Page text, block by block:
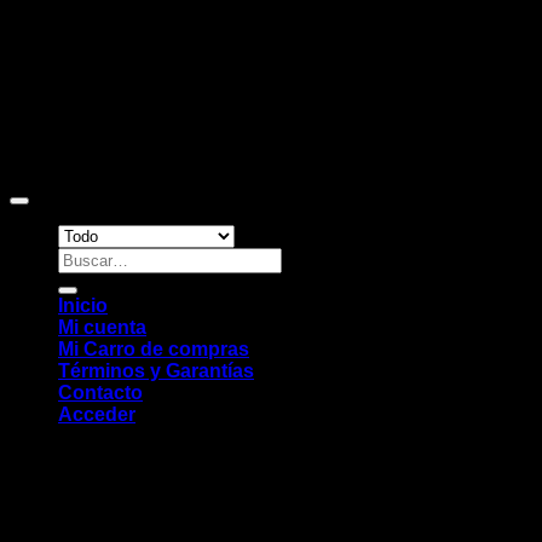
Buscar
por:
Inicio
Mi cuenta
Mi Carro de compras
Términos y Garantías
Contacto
Acceder